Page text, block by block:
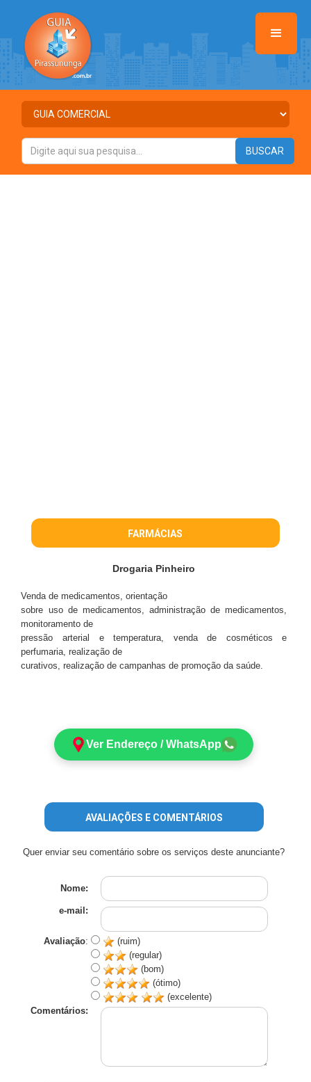
FARMÁCIAS
Drogaria Pinheiro
Venda de medicamentos, orientação
sobre uso de medicamentos, administração de medicamentos,
monitoramento de
pressão arterial e temperatura, venda de cosméticos e
perfumaria, realização de
curativos, realização de campanhas de promoção da saúde.
Ver Endereço / WhatsApp
AVALIAÇÕES E COMENTÁRIOS
Quer enviar seu comentário sobre os serviços deste anunciante?
Nome:
e-mail:
Avaliação:
(ruim)
(regular)
(bom)
(ótimo)
(excelente)
Comentários: